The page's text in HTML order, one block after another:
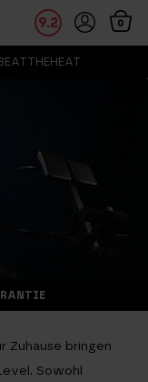
9.2 0
Zuhause bringen
Sowohl